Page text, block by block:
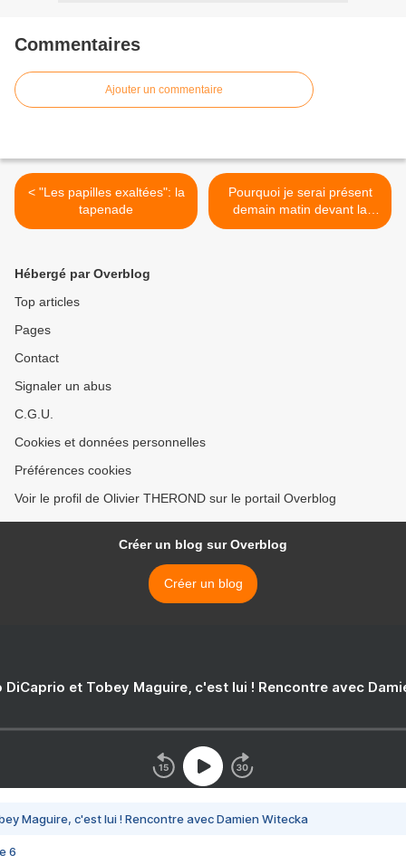
Commentaires
Ajouter un commentaire
< "Les papilles exaltées": la
tapenade
Pourquoi je serai présent
demain matin devant la
sous-préfecture de
Hébergé par Overblog
Top articles
Pages
Contact
Signaler un abus
C.G.U.
Cookies et données personnelles
Préférences cookies
Voir le profil de Olivier THEROND sur le portail Overblog
Créer un blog sur Overblog
Créer un blog
DiCaprio et Tobey Maguire, c'est lui ! Rencontre avec
Maguire, c'est lui ! Rencontre avec Damien Witecka
6